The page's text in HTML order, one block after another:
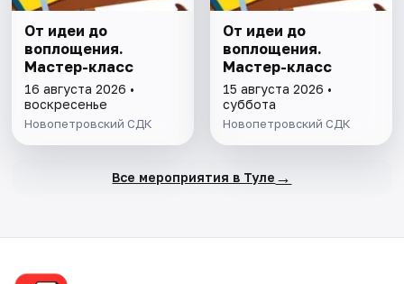
От идеи до
воплощения.
Мастер-класс
16 августа 2026 •
воскресенье
Новопетровский СДК
От идеи до
воплощения.
Мастер-класс
15 августа 2026 •
суббота
Новопетровский СДК
Все мероприятия в Туле →